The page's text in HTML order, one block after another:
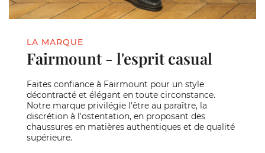
LA MARQUE
Fairmount - l'esprit casual
Faites confiance à Fairmount pour un style
décontracté et élégant en toute circonstance.
Notre marque privilégie l'être au paraître, la
discrétion à l'ostentation, en proposant des
chaussures en matières authentiques et de qualité
supérieure.